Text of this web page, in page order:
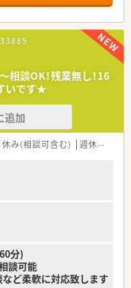
、同エリアの中で最も新し
す。
なっており、専門性の高い
きます。
近隣の複数クリニックか
。
集であり、調剤業務におい
ています。
が求められるため、周囲と
迎します。
た経営基盤を持ち、地域に
企業です。
ています。
り、職場での悩みや将来の
できます。
相談OK！残業無し！16
いです★
追加
み(相談可含む) 週休2.5日以上
分)
談可能
ど柔軟に対応致します